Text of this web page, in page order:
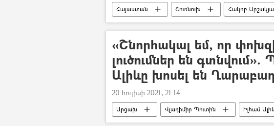
Հայաստան Շուռնուխ Հակոբ
«Շնորհակալ եմ, որ
լուծումներ են գտնվում».
Ալիևը խոսել են
20 հուլիսի 2021, 21:14
Արցախ Վլադիմիր Պուտին Իլհամ